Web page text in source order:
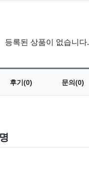
등록된 상품이 없습니다.
후기(0) 문의(0)